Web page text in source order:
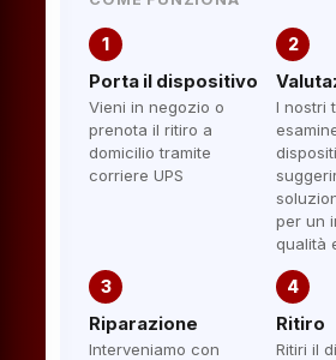
1
Porta il dispositivo
Vieni in negozio o
prenota il ritiro a
domicilio tramite
corriere UPS
2
I nostri
per un
qualità
3
Riparazione
Interveniamo con
4
Ritiro
Ritiri il